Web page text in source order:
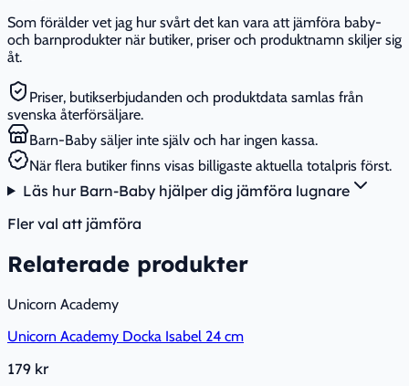
Som förälder vet jag hur svårt det kan vara att jämföra baby-
och barnprodukter när butiker, priser och produktnamn skiljer sig
åt.
Priser, butikserbjudanden och produktdata samlas från
svenska återförsäljare.
Barn-Baby säljer inte själv och har ingen kassa.
När flera butiker finns visas billigaste aktuella totalpris först.
Läs hur Barn-Baby hjälper dig jämföra lugnare
Fler val att jämföra
Relaterade produkter
Unicorn Academy
Unicorn Academy Docka Isabel 24 cm
179 kr